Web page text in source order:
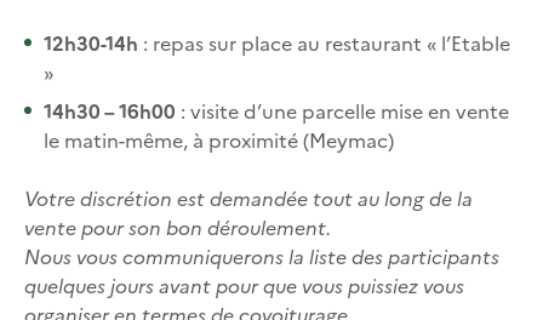
12h30-14h : repas sur place au restaurant « l’Etable
»
14h30 – 16h00 : visite d’une parcelle mise en vente
le matin-même, à proximité (Meymac)
Votre discrétion est demandée tout au long de la
vente pour son bon déroulement.
Nous vous communiquerons la liste des participants
quelques jours avant pour que vous puissiez vous
organiser en termes de covoiturage.